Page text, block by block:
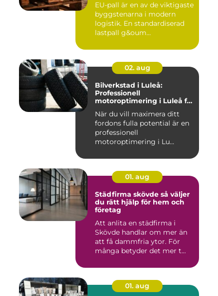
EU-pall är en av de viktigaste
byggstenarna i modern
logistik. En standardiserad
lastpall g&oum...
02. aug
Bilverkstad i Luleå:
Professionell
motoroptimering i Luleå för
När du vill maximera ditt
fordons fulla potential är en
professionell
motoroptimering i Lu...
01. aug
Städfirma skövde så väljer
du rätt hjälp för hem och
företag
Att anlita en städfirma i
Skövde handlar om mer än
att få dammfria ytor. För
många betyder det mer t...
01. aug